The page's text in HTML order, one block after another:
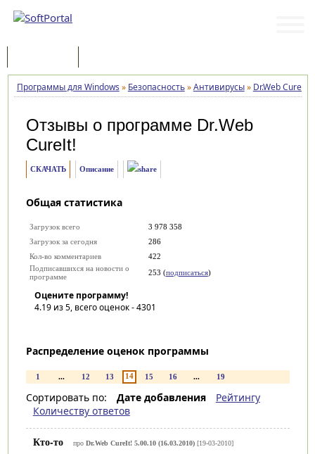
Программы для Windows » Безопасность»Антивирусы» Dr.Web CureIt!
Отзывы о программе Dr.Web
CureIt!
СКАЧАТЬ Описание
Общая статистика
Загрузок всего
3 978 358
Загрузок за сегодня
286
Кол-во комментариев
422
Подписавшихся на новости о
программе
253 (подписаться)
Оцените программу!
4.19из 5, всего оценок -4301
Распределение оценок программы
1 ... 12 13 14 15 16 ... 19
Сортировать по: Дате добавления
Рейтингу
Количеству ответов
Кто-то про Dr.Web CureIt! 5.00.10 (16.03.2010)[19-03-2010]